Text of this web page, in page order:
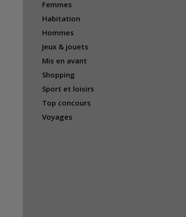
Femmes
Habitation
Hommes
Jeux & jouets
Mis en avant
Shopping
Sport et loisirs
Top concours
Voyages